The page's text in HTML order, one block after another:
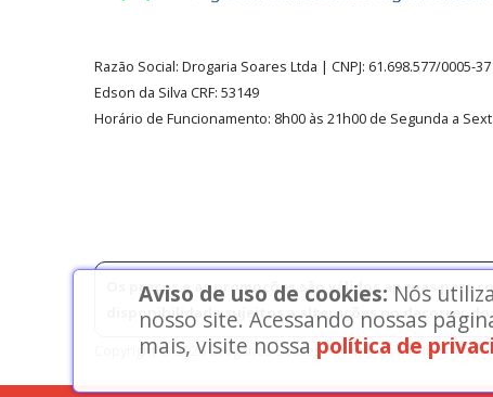
Razão Social: Drogaria Soares Ltda | CNPJ: 61.698.577/0005-37
Edson da Silva CRF: 53149
Horário de Funcionamento: 8h00 às 21h00 de Segunda a
Os preços e as promoções são válidos apenas
disponibilidade sujeitos a alterações no decorrer
Copyright © 2026 Drogarias Soares - Todos os direitos
Aviso de uso de cookies: Nós
nosso site. Acessando nossas
mais, visite nossa política de